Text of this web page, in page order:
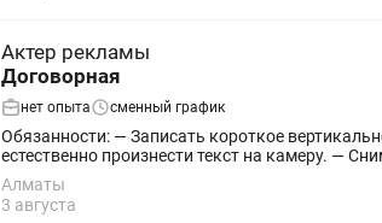
Актер рекламы
Договорная
нет опыта сменный график
Обязанности: — Записать короткое вертикальное видео на телефон по готовому сценарию. — Длительность ролика: 25–35 секунд. — Чётко и
естественно произнести текст на камеру. —
Алматы
3 августа